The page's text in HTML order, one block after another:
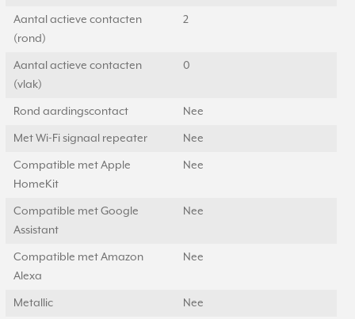
Aantal actieve contacten
(rond)
2
Aantal actieve contacten
(vlak)
0
Rond aardingscontact Nee
Met Wi-Fi signaal repeater Nee
Compatible met Apple
HomeKit
Nee
Compatible met Google
Assistant
Nee
Compatible met Amazon
Alexa
Nee
Metallic Nee